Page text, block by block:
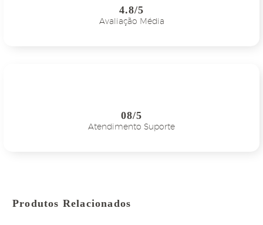
4.8/5
Avaliação Média
08/5
Atendimento Suporte
Produtos Relacionados